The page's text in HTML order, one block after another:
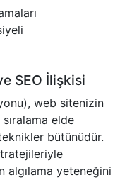
SEO İlişkisi
web sitenizin
elde
bütünüdür.
algılama yeteneğini